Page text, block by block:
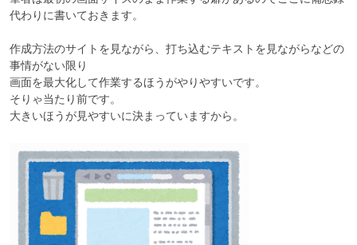
代わりに書いておきます。
作成方法のサイトを見ながら、打ち込むテキストを見ながらなどの
事情がない限り
画面を最大化して作業するほうがやりやすいです。
そりゃ当たり前です。
大きいほうが見やすいに決まっていますから。